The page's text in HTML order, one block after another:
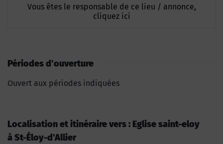
Vous êtes le responsable de ce lieu / annonce,
cliquez ici
Périodes d'ouverture
Ouvert aux périodes indiquées
Localisation et itinéraire vers : Eglise saint-eloy
à St-Éloy-d'Allier